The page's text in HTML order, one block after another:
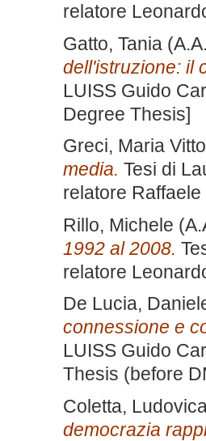
relatore
Gatto, Tania
dell'istruzione: il
LUISS Guido
Degree Thesis]
Greci, Maria
media. Tesi di
relatore
Rillo, Michele
1992 al 2008.
relatore
De Lucia,
connessione e
LUISS Guido
Thesis (before
Coletta,
democrazia